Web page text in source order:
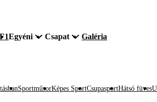
F1Egyéni Csapat Galéria
SportműsorKépes SportCsupasportHátsó füves